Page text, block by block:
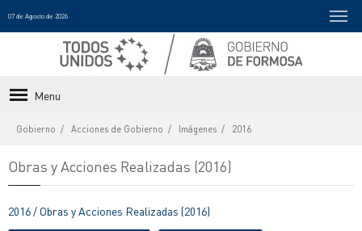
07 de Agosto de 2026
Menu
Gobierno Acciones de Gobierno Imágenes 2016
Obras y Acciones Realizadas (2016)
2016/ Obras y Acciones Realizadas (2016)